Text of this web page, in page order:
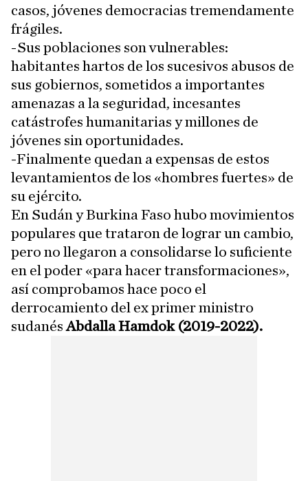
casos, jóvenes democracias tremendamente
frágiles.
-Sus poblaciones son vulnerables:
habitantes hartos de los sucesivos abusos de
sus gobiernos, sometidos a importantes
amenazas a la seguridad, incesantes
catástrofes humanitarias y millones de
jóvenes sin oportunidades.
-Finalmente quedan a expensas de estos
levantamientos de los «hombres fuertes» de
su ejército.
En Sudán y Burkina Faso hubo movimientos
populares que trataron de lograr un cambio,
pero no llegaron a consolidarse lo suficiente
en el poder «para hacer transformaciones»,
así comprobamos hace poco el
derrocamiento del ex primer ministro
sudanésAbdalla Hamdok (2019-2022).